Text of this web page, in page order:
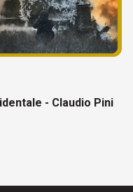
- Claudio Pini